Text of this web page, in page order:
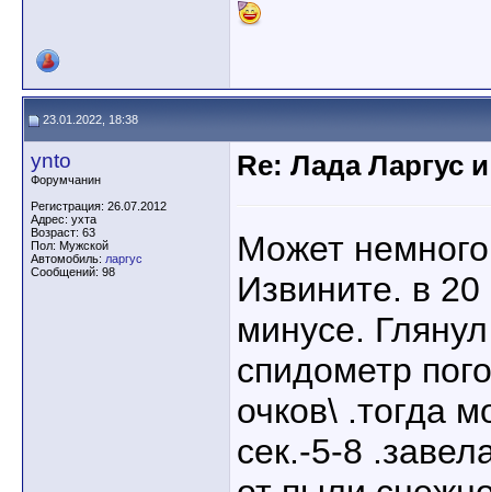
23.01.2022, 18:38
ynto
Форумчанин
Регистрация: 26.07.2012
Адрес: ухта
Возраст: 63
Пол: Мужской
Автомобиль: ларгус
Сообщений: 98
Re: Лада Ларгус
Может
Извините. в 20
минусе.
спидометр
очков\ .тогда
сек.-5-8